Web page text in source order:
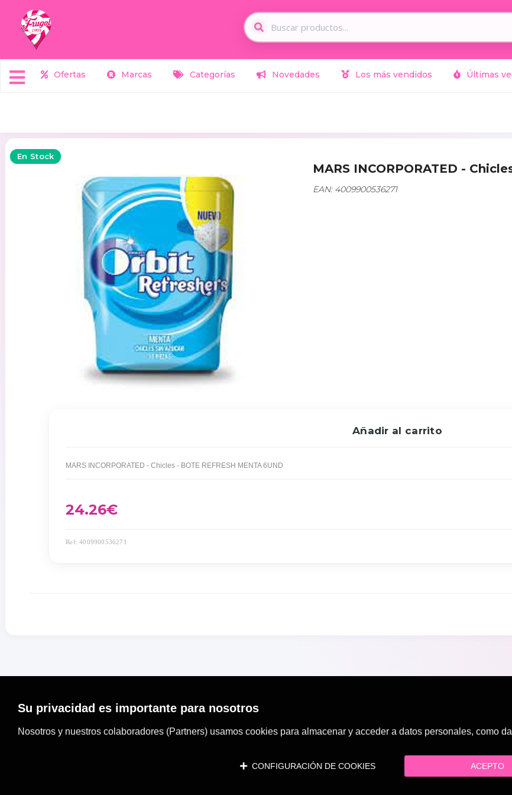
Ofertas Marcas Categorías Novedades Los más vendidos Últimas
En Stock
MARS INCORPORATED -
EAN: 4009900536271
Añadir al carrito
MARS INCORPORATED - Chicles - BOTE REFRESH MENTA 6UND
24.26€
Ref: 4009900536271
Su privacidad es importante para nosotros
Nosotros y nuestros colaboradores (Partners) usamos cookies para almacenar y acceder a datos personales, como
CONFIGURACIÓN DE COOKIES ACEPTO